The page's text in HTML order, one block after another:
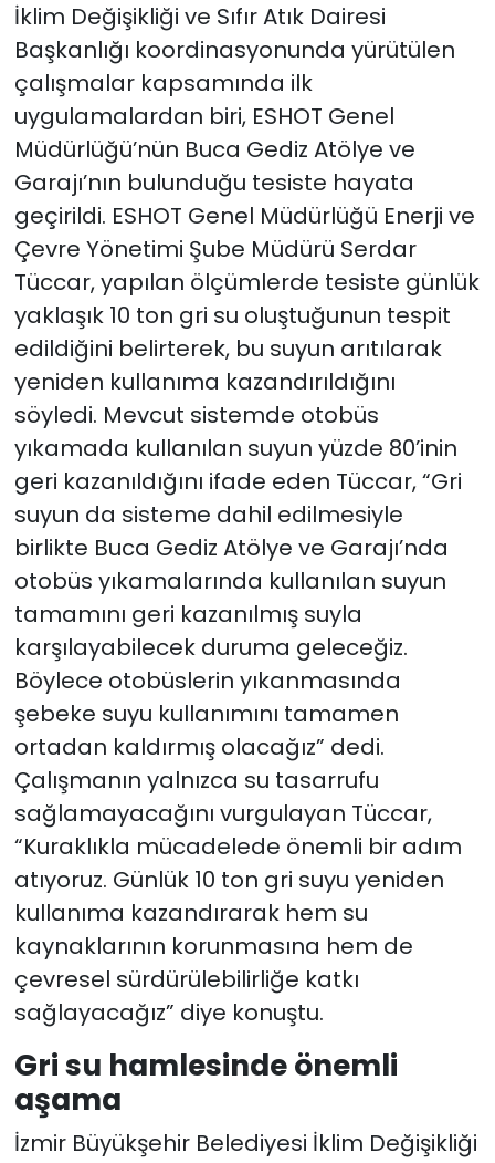
İklim Değişikliği ve Sıfır Atık Dairesi
Başkanlığı koordinasyonunda yürütülen
çalışmalar kapsamında ilk
uygulamalardan biri, ESHOT Genel
Müdürlüğü’nün Buca Gediz Atölye ve
Garajı’nın bulunduğu tesiste hayata
geçirildi. ESHOT Genel Müdürlüğü Enerji ve
Çevre Yönetimi Şube Müdürü Serdar
Tüccar, yapılan ölçümlerde tesiste günlük
yaklaşık 10 ton gri su oluştuğunun tespit
edildiğini belirterek, bu suyun arıtılarak
yeniden kullanıma kazandırıldığını
söyledi. Mevcut sistemde otobüs
yıkamada kullanılan suyun yüzde 80’inin
geri kazanıldığını ifade eden Tüccar, “Gri
suyun da sisteme dahil edilmesiyle
birlikte Buca Gediz Atölye ve Garajı’nda
otobüs yıkamalarında kullanılan suyun
tamamını geri kazanılmış suyla
karşılayabilecek duruma geleceğiz.
Böylece otobüslerin yıkanmasında
şebeke suyu kullanımını tamamen
ortadan kaldırmış olacağız” dedi.
Çalışmanın yalnızca su tasarrufu
sağlamayacağını vurgulayan Tüccar,
“Kuraklıkla mücadelede önemli bir adım
atıyoruz. Günlük 10 ton gri suyu yeniden
kullanıma kazandırarak hem su
kaynaklarının korunmasına hem de
çevresel sürdürülebilirliğe katkı
sağlayacağız” diye konuştu.
Gri su hamlesinde önemli
aşama
İzmir Büyükşehir Belediyesi İklim Değişikliği